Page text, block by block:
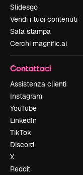
Slidesgo
Vendi i tuoi contenuti
Sala stampa
Cerchi magnific.ai
Contattaci
Assistenza clienti
Instagram
YouTube
LinkedIn
TikTok
Discord
X
Reddit